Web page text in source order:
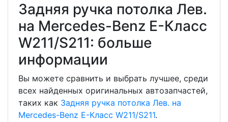
Задняя ручка потолка Лев.
на Mercedes-Benz E-Класс
W211/S211: больше
информации
Вы можете сравнить и выбрать лучшее, среди
всех найденных оригинальных автозапчастей,
таких как Задняя ручка потолка Лев. на
Mercedes-Benz E-Класс W211/S211.